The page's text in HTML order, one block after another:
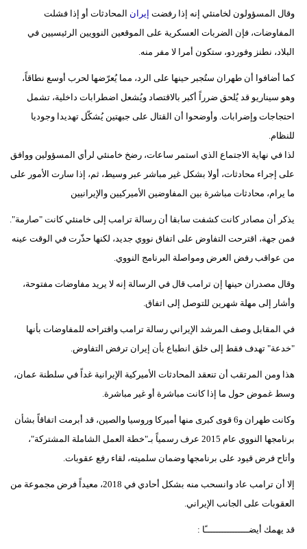
وقال المسؤولون لخامنئي إنه إذا رفضت إيران المحادثات أو إذا فشلت
المفاوضات، فإن الضربات العسكرية على الموقعين النوويين الرئيسيين في
البلاد، نطنز وفوردو، ستكون أمرا لا مفر منه.
كما أضافوا أن طهران ستُجبر حينها على الرد، مما يُعرّضها لحرب أوسع نطاقاً،
وهو سيناريو قد يُلحق ضرراً أكبر بالاقتصاد ويُشعل اضطرابات داخلية، تشمل
احتجاجات وإضرابات. وأوضحوا أن القتال على جبهتين يُشكّل تهديدا وجوديا
للنظام.
لذا في نهاية الاجتماع الذي استمر ساعات، رضخ خامنئي لرأي المسؤولين ووافق
على إجراء محادثات، أولا بشكل غير مباشر عبر وسيط، ثم، إذا سارت الأمور على
ما يرام، محادثات مباشرة بين المفاوضين الأميركيين والإيرانيين
يذكر أن مصادر كانت كشفت سابقا أن رسالة ترامب إلى خامنئي كانت "صارمة".
فمن جهة، اقترحت التفاوض على اتفاق نووي جديد، لكنها حذّرت في الوقت عينه
من عواقب رفض العرض ومواصلة البرنامج النووي.
وقال مصدران حينها إن ترامب قال في الرسالة إنه لا يريد مفاوضات مفتوحة،
وأشار إلى مهلة شهرين للتوصل إلى اتفاق.
في المقابل وصف المرشد الإيراني رسالة ترامب واقتراحه للمفاوضات بأنها
"خدعة" تهدف فقط إلى خلق انطباع بأن إيران ترفض التفاوض.
هذا ومن المرتقب أن تنعقد المحادثات الأميركية الإيرانية غداً في سلطنة عمان،
وسط غموض حول ما إذا كانت مباشرة أو غير مباشرة.
وكانت طهران و6 قوى كبرى منها أميركا وروسيا والصين، قد أبرمت اتفاقاً بشأن
برنامجها النووي عام 2015 عرف رسمياً بـ"خطة العمل الشاملة المشتركة"،
وأتاح فرض قيود على برنامجها وضمان سلميته، لقاء رفع عقوبات.
إلا أن ترامب عاد وانسحب منه بشكل أحادي في 2018، معيداً فرض مجموعة من
العقوبات على الجانب الإيراني.
قد يهمك أيضــــــــــــــــًا :